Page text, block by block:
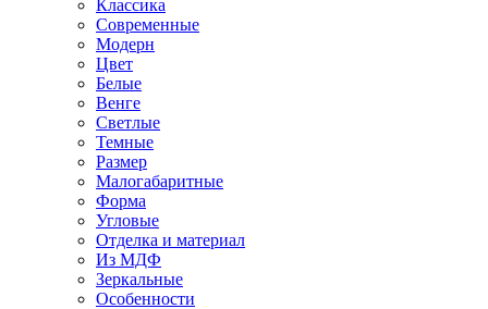
Классика
Современные
Модерн
Цвет
Белые
Венге
Светлые
Темные
Размер
Малогабаритные
Форма
Угловые
Отделка и материал
Из МДФ
Зеркальные
Особенности